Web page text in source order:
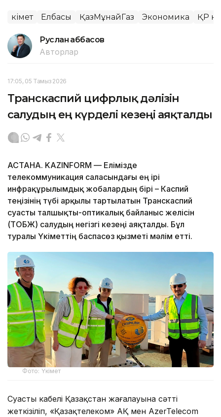
Үкімет Елбасы ҚазМұнайГаз Экономика ҚР
Руслан Ғаббасов
Авторлар
17:05, 05 Тамыз 2026
Транскаспий цифрлық дәлізін
салудың ең күрделі кезеңі аяқталды
АСТАНА. KAZINFORM — Елімізде
телекоммуникация саласындағы ең ірі
инфрақұрылымдық жобалардың бірі – Каспий
теңізінің түбі арқылы тартылатын Транскаспий
суасты талшықты-оптикалық байланыс желісін
(ТОБЖ) салудың негізгі кезеңі аяқталды. Бұл
туралы Үкіметтің баспасөз қызметі мәлім етті.
Фото: Үкімет
Суасты кабелі Қазақстан жағалауына сәтті
жеткізіліп, «Қазақтелеком» АҚ мен AzerTelecom